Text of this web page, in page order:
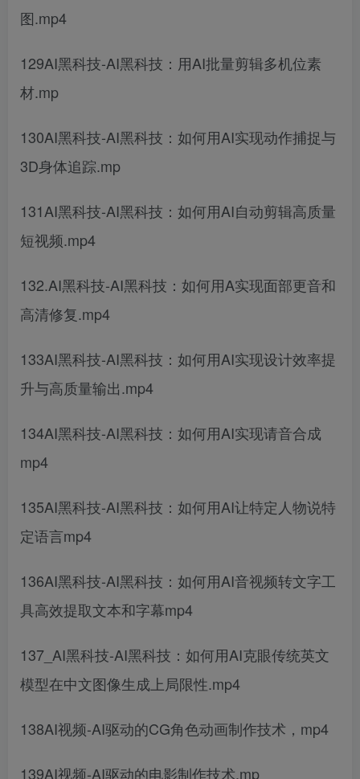
图.mp4
129AI黑科技-AI黑科技：用AI批量剪辑多机位素
材.mp
130AI黑科技-AI黑科技：如何用AI实现动作捕捉与
3D身体追踪.mp
131AI黑科技-AI黑科技：如何用AI自动剪辑高质量
短视频.mp4
132.AI黑科技-AI黑科技：如何用A实现面部更音和
高清修复.mp4
133AI黑科技-AI黑科技：如何用AI实现设计效率提
升与高质量输出.mp4
134AI黑科技-AI黑科技：如何用AI实现请音合成
mp4
135AI黑科技-AI黑科技：如何用AI让特定人物说特
定语言mp4
136AI黑科技-AI黑科技：如何用AI音视频转文字工
具高效提取文本和字幕mp4
137_AI黑科技-AI黑科技：如何用AI克眼传统英文
模型在中文图像生成上局限性.mp4
138AI视频-AI驱动的CG角色动画制作技术，mp4
139AI视频-AI驱动的电影制作技术.mp